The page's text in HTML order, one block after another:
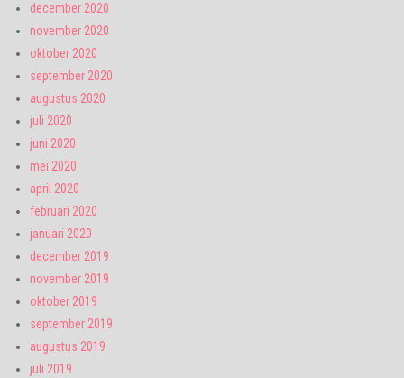
december 2020
november 2020
oktober 2020
september 2020
augustus 2020
juli 2020
juni 2020
mei 2020
april 2020
februari 2020
januari 2020
december 2019
november 2019
oktober 2019
september 2019
augustus 2019
juli 2019